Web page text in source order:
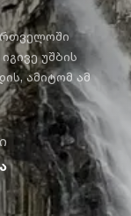
უშბის
ამიტომ ამ